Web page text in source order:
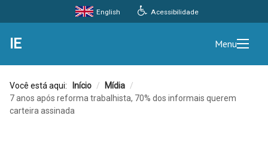
Acessibilidade
English
IE Menu
Você está aqui: Início / Mídia /
7 anos após reforma trabalhista, 70% dos informais querem
carteira assinada